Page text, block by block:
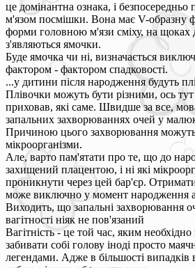
це домінантна ознака, і
м'язом посмішки. Вона має V-образну
форми головною м'язи сміху, на щоках
з'являються ямочки.
Буде ямочка чи ні, визначається
фактором - фактором спадковості.
...у дитини після народження будуть
Плівочки можуть бути різними, ось
приховав, які саме. Швидше за все,
запальних захворюваннях очей у
Причиною цього захворювання можуть
мікроорганізми.
Але, варто пам'ятати про те, що до
захищений плацентою, і ні які
проникнути через цей бар'єр.
може виключно у момент народження
Виходить, що запальні захворювання
вагітності ніяк не пов'язаний
Вагітність - це той час, яким
забивати собі голову іноді просто
легендами. Адже в більшості